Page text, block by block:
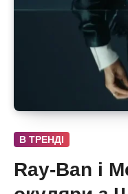
В ТРЕНДІ
Ray-Ban і